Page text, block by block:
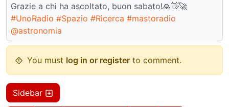
Grazie a chi ha ascoltato, buon sabato!🙏👋🚀
#UnoRadio #Spazio #Ricerca #mastoradio
@astronomia
You must log in or register to comment.
Sidebar